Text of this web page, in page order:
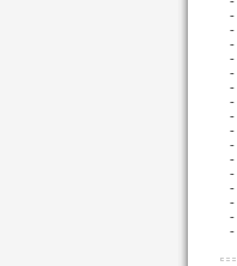
-
-
-
-
-
-
-
-
-
-
-
-
-
-
-
-